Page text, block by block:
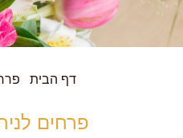
דף הבית
פרחים